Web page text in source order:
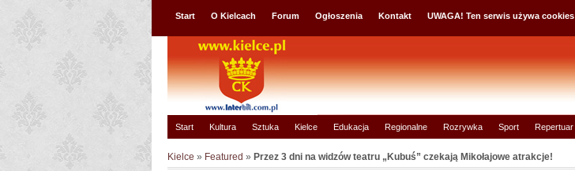
Start O Kielcach Forum Ogłoszenia Kontakt UWAGA! Ten serwis używa cookies
Start Kultura Sztuka Kielce Edukacja Regionalne Rozrywka Sport Repertuar
Kielce » Featured » Przez 3 dni na widzów teatru „Kubuś” czekają Mikołajowe atrakcje!